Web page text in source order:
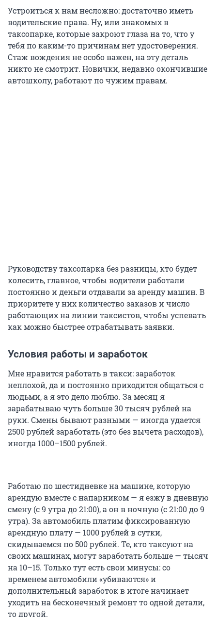
Устроиться к нам несложно: достаточно иметь
водительские права. Ну, или знакомых в
таксопарке, которые закроют глаза на то, что у
тебя по каким-то причинам нет удостоверения.
Стаж вождения не особо важен, на эту деталь
никто не смотрит. Новички, недавно окончившие
автошколу, работают по чужим правам.
Руководству таксопарка без разницы, кто будет
колесить, главное, чтобы водители работали
постоянно и деньги отдавали за аренду машин. В
приоритете у них количество заказов и число
работающих на линии таксистов, чтобы успевать
как можно быстрее отрабатывать заявки.
Условия работы и заработок
Мне нравится работать в такси: заработок
неплохой, да и постоянно приходится общаться с
людьми, а я это дело люблю. За месяц я
зарабатываю чуть больше 30 тысяч рублей на
руки. Смены бывают разными — иногда удается
2500 рублей заработать (это без вычета расходов),
иногда 1000–1500 рублей.
Работаю по шестидневке на машине, которую
арендую вместе с напарником — я езжу в дневную
смену (с 9 утра до 21:00), а он в ночную (с 21:00 до 9
утра). За автомобиль платим фиксированную
арендную плату — 1000 рублей в сутки,
скидываемся по 500 рублей. Те, кто таксуют на
своих машинах, могут заработать больше — тысяч
на 10–15. Только тут есть свои минусы: со
временем автомобили «убиваются» и
дополнительный заработок в итоге начинает
уходить на бесконечный ремонт то одной детали,
то другой.